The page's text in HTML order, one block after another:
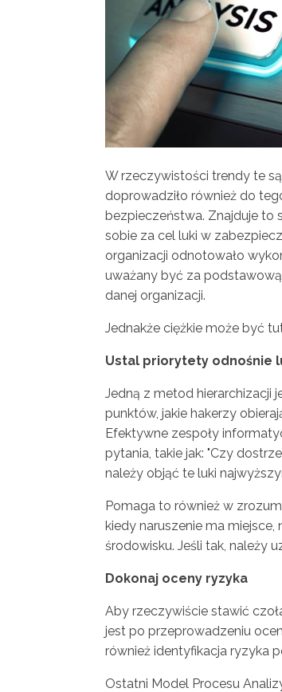
W rzeczywistości trendy te
doprowadziło również do
bezpieczeństwa. Znajduje to
sobie za cel luki w
organizacji odnotowało
uważany być za
danej organizacji.
Jednakże ciężkie może być
Ustal priorytety odnośnie
Jedną z metod hierarchizacji
punktów, jakie hakerzy
Efektywne zespoły
pytania, takie jak: "Czy
należy objąć te luki
Pomaga to również w
kiedy naruszenie ma
środowisku. Jeśli tak, należy
Dokonaj oceny ryzyka
Aby rzeczywiście stawić
jest po przeprowadzeniu
również identyfikacja ryzyka
Ostatni Model Procesu